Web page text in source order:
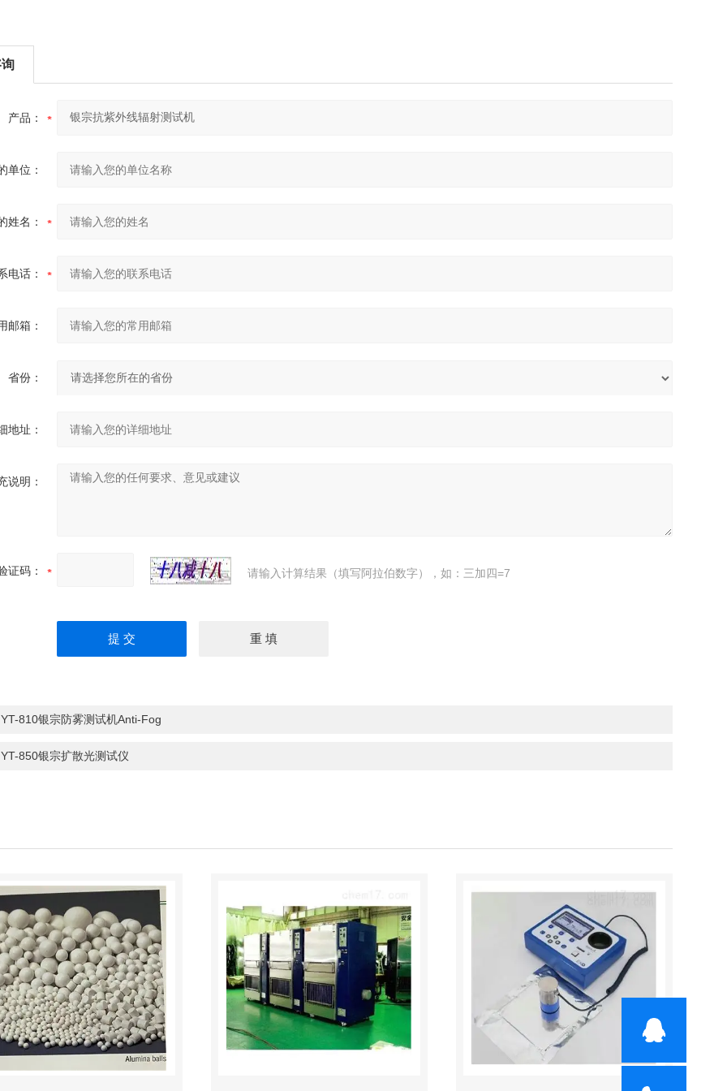
产品：
单位：
姓名：
电话：
邮箱：
省份：
地址：
说明：
证码： 请输入计算结果（填写阿拉伯数字），如：三加四=7
YT-810银宗防雾测试机Anti-Fog
YT-850银宗扩散光测试仪